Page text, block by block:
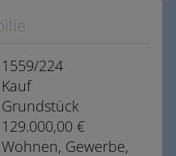
1559/224
Kauf
Grundstück
129.000,00 €
Wohnen Gewerbe